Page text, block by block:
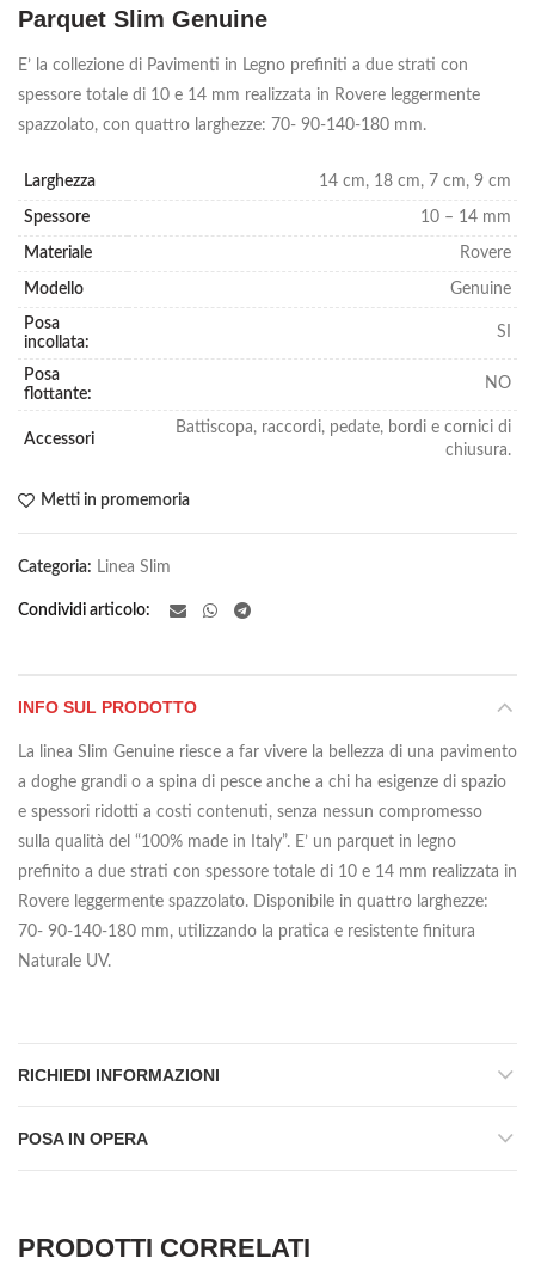
Parquet Slim Genuine
E’ la collezione di Pavimenti in Legno prefiniti a due strati con
spessore totale di 10 e 14 mm realizzata in Rovere leggermente
spazzolato, con quattro larghezze: 70- 90-140-180 mm.
Larghezza 14 cm, 18 cm, 7 cm, 9 cm
Spessore 10 – 14 mm
Materiale Rovere
Modello Genuine
Posa
incollata:
SI
Posa
flottante:
NO
Accessori
Battiscopa, raccordi, pedate, bordi e cornici di
chiusura.
Metti in promemoria
Categoria: Linea Slim
Condividi articolo
INFO SUL PRODOTTO
La linea Slim Genuine riesce a far vivere la bellezza di una pavimento
a doghe grandi o a spina di pesce anche a chi ha esigenze di spazio
e spessori ridotti a costi contenuti, senza nessun compromesso
sulla qualità del “100% made in Italy”. E’ un parquet in legno
prefinito a due strati con spessore totale di 10 e 14 mm realizzata in
Rovere leggermente spazzolato. Disponibile in quattro larghezze:
70- 90-140-180 mm, utilizzando la pratica e resistente finitura
Naturale UV.
RICHIEDI INFORMAZIONI
POSA IN OPERA
PRODOTTI CORRELATI